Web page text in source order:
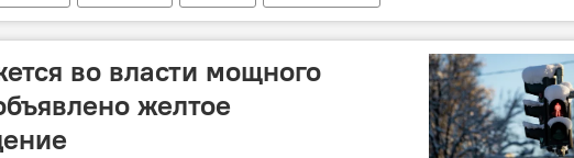
во власти мощного
желтое